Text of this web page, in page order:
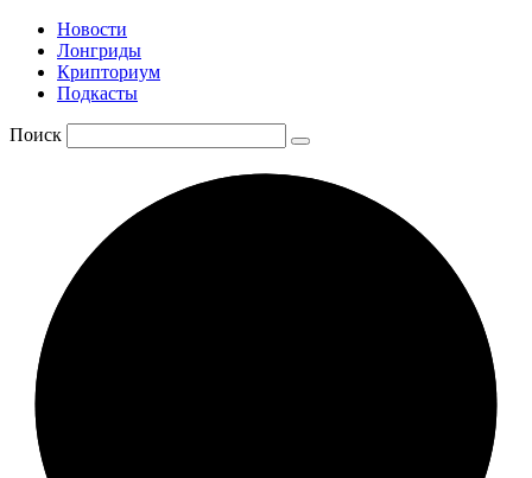
Новости
Лонгриды
Крипториум
Подкасты
Поиск